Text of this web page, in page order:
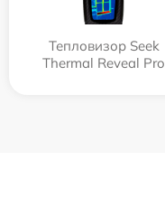
Тепловизор Seek
Thermal Reveal Pro